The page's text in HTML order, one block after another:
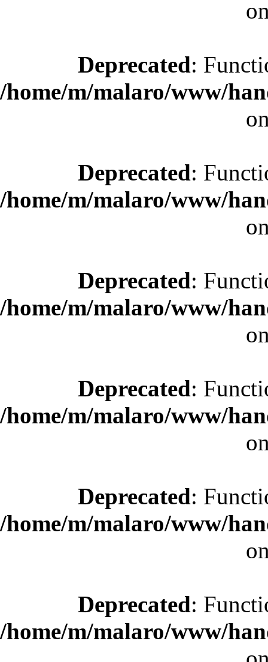
Deprecated:
/home/m/malaro/www/
Deprecated:
/home/m/malaro/www/
Deprecated:
/home/m/malaro/www/
Deprecated:
/home/m/malaro/www/
Deprecated:
/home/m/malaro/www/
Deprecated:
/home/m/malaro/www/